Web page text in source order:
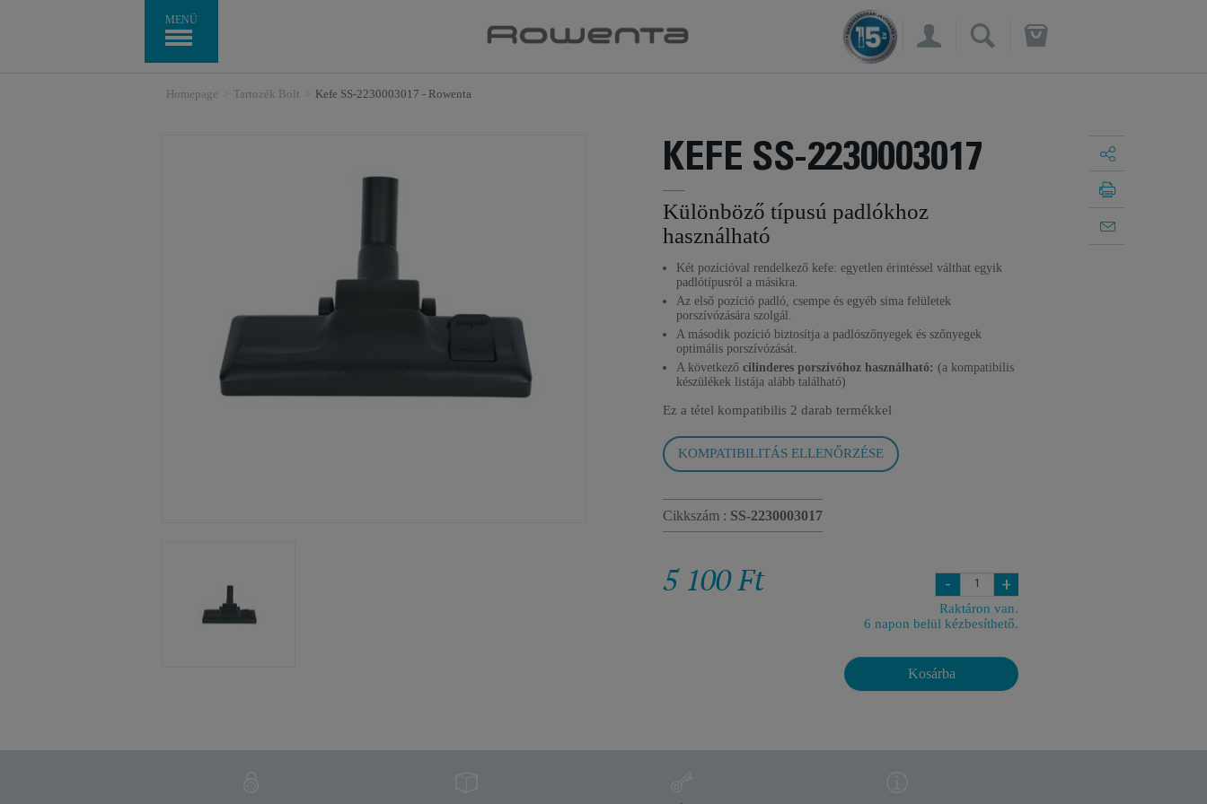
MENÜ
×
Homepage Tartozék Bolt Kefe SS-2230003017 - Rowenta
KEFE SS-2230003017
Különböző típusú padlókhoz
használható
Két pozícióval rendelkező kefe: egyetlen érintéssel válthat egyik
padlótípusról a másikra.
Az első pozíció padló, csempe és egyéb sima felületek
porszívózására szolgál.
A második pozíció biztosítja a padlószőnyegek és szőnyegek
optimális porszívózását.
A következő cilinderes porszívóhoz használható: (a kompatibilis
készülékek listája alább található)
Ez a tétel kompatibilis 2 darab termékkel
KOMPATIBILITÁS ELLENŐRZÉSE
Cikkszám : SS-2230003017
5 100 Ft - +
Raktáron van.
6 napon belül kézbesíthető.
Kosárba